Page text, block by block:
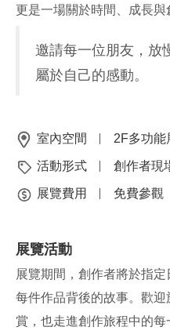
更是一場關於時間、成長與
邀請每一位朋友，放
屬於自己的感動。
室內空間 2F多功能
活動形式 創作者現
展覽費用 免費參觀
展覽活動
展覽期間，創作者將於指
每件作品背後的故事。歡
賞，也走進創作旅程中的每